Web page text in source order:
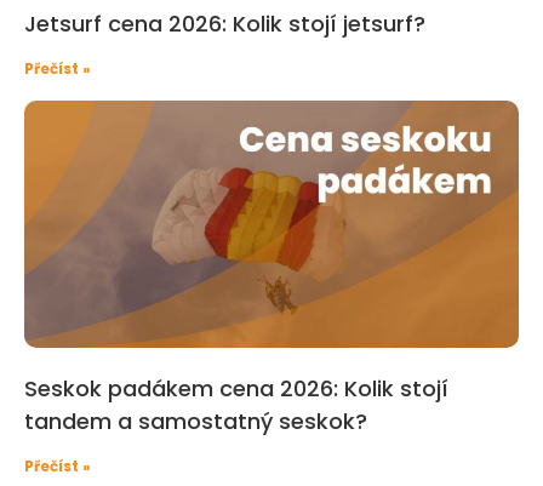
Jetsurf cena 2026: Kolik stojí jetsurf?
Přečíst »
Seskok padákem cena 2026: Kolik stojí
tandem a samostatný seskok?
Přečíst »